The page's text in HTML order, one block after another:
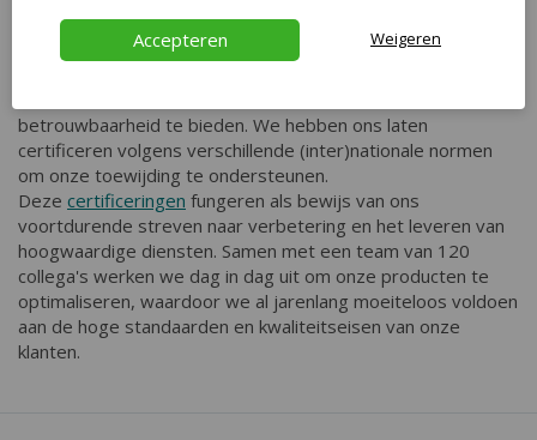
betrouwbaarheid te bieden. We hebben ons laten
certificeren volgens verschillende (inter)nationale normen
om onze toewijding te ondersteunen.
Deze certificeringen fungeren als bewijs van ons
voortdurende streven naar verbetering en het leveren van
hoogwaardige diensten. Samen met een team van 120
collega's werken we dag in dag uit om onze producten te
optimaliseren, waardoor we al jarenlang moeiteloos voldoen
aan de hoge standaarden en kwaliteitseisen van onze
klanten.
Accepteren Weigeren